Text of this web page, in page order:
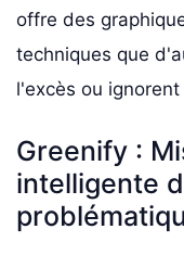
offre des
techniques que
l'excès ou
Greenify :
intelligente